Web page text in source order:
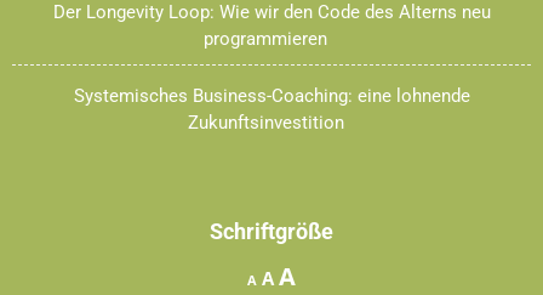
Der Longevity Loop: Wie wir den Code des Alterns neu
programmieren
Systemisches Business-Coaching: eine lohnende
Zukunftsinvestition
Schriftgröße
A Decrease
A Reset
AIncrease